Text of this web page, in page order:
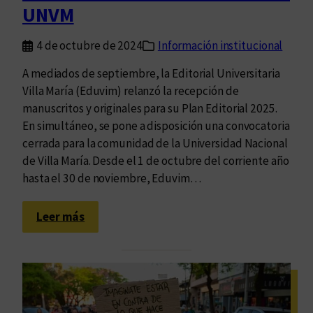
í
a
a
t
o
r
i
a
c
e
p
a
UNVM
4 de octubre de 2024
Información institucional
A mediados de septiembre, la Editorial Universitaria
Villa María (Eduvim) relanzó la recepción de
manuscritos y originales para su Plan Editorial 2025.
En simultáneo, se pone a disposición una convocatoria
cerrada para la comunidad de la Universidad Nacional
de Villa María. Desde el 1 de octubre del corriente año
hasta el 30 de noviembre, Eduvim…
Leer más:
C
n
v
o